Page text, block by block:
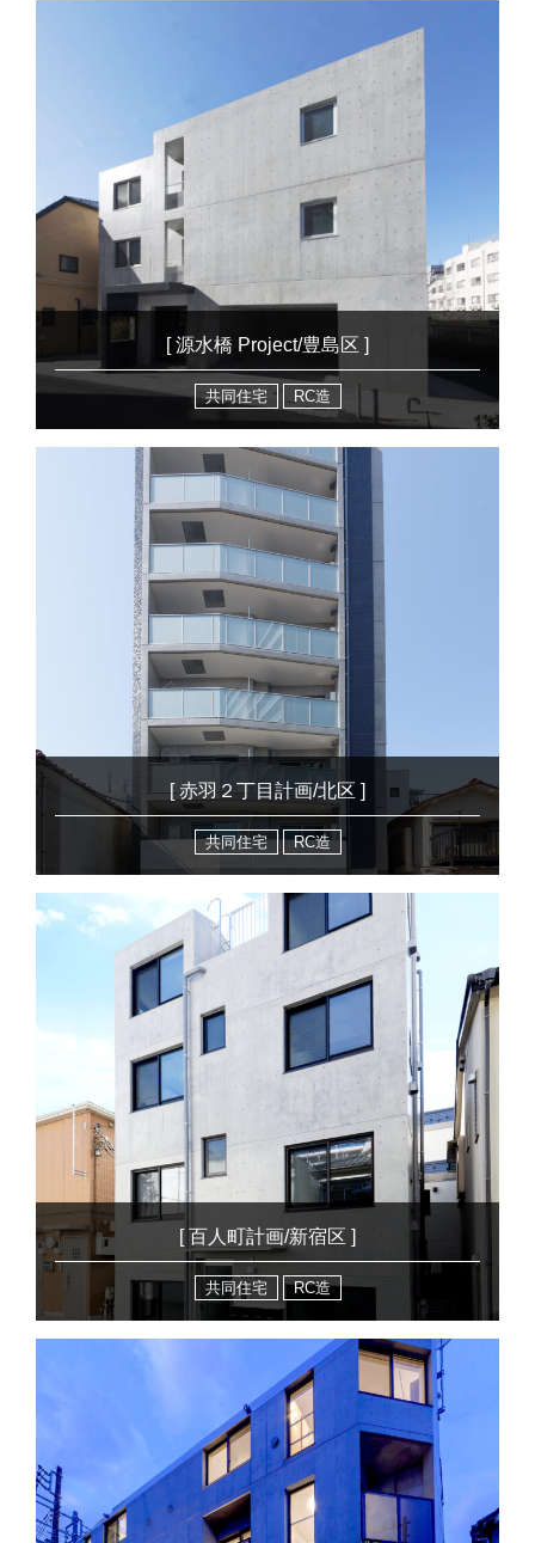
[ 源水橋 Project/豊島区 ]
共同住宅 RC造
[ 赤羽２丁目計画/北区 ]
共同住宅 RC造
[ 百人町計画/新宿区 ]
共同住宅 RC造